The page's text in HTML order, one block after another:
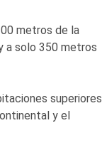
metros de la
superiores
y el